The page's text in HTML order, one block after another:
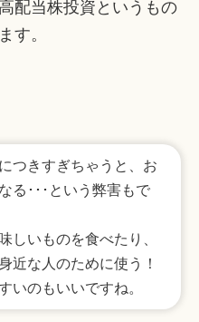
配当株投資というもの
す。
つきすぎちゃうと、お
る･･･という弊害もで
しいものを食べたり、
近な人のために使う！
いのもいいですね。